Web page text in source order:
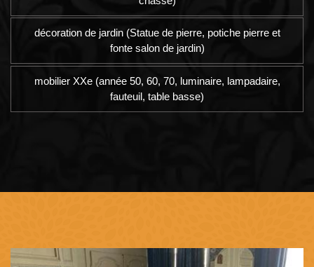
décoration de jardin (Statue de pierre, potiche pierre et
fonte salon de jardin)
mobilier XXe (année 50, 60, 70, luminaire, lampadaire,
fauteuil, table basse)